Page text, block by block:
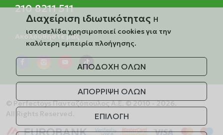
210 8211 511
Ακολουθήστε μας
© Perfectoys Πανταζόπουλος Α.Ε. © 2010 - 2026.
All Rights Reserved.
Διαχείριση ιδιωτικότητας Η
ιστοσελίδα χρησιμοποιεί cookies για την
καλύτερη εμπειρία πλοήγησης.
ΑΠΟΔΟΧΗ ΟΛΩΝ
ΑΠΟΡΡΙΨΗ ΟΛΩΝ
ΕΠΙΛΟΓΗ